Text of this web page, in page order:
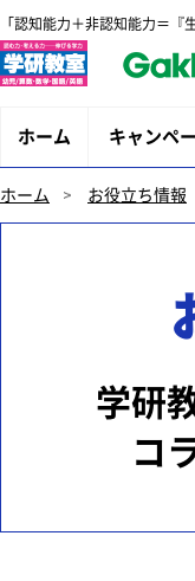
「認知能力＋非認知能力＝
ホーム キャンペ
ホーム お役立ち情報
学研
コ